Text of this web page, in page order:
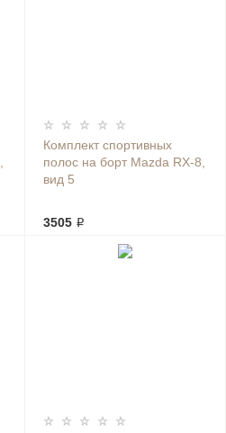
Комплект спортивных
полос на борт Mazda RX-8,
вид 5
3505 ₽